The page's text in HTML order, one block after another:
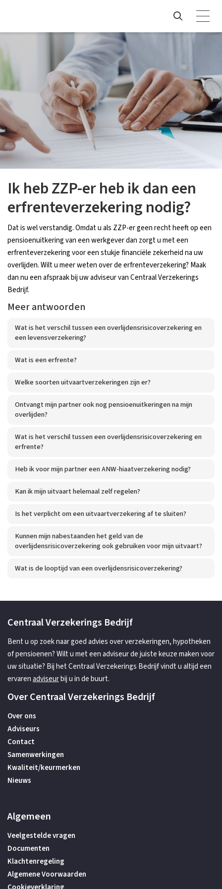
Ik heb ZZP-er heb ik dan een
erfrenteverzekering nodig?
Dat is wel verstandig. Omdat u als ZZP-er geen recht heeft op een
pensioenuitkering van een werkgever dan zorgt u met een
erfrenteverzekering voor een stukje financiële zekerheid na uw
overlijden. Wilt u meer weten over de erfrenteverzekering? Maak
dan nu een afspraak bij uw adviseur van Centraal Verzekerings
Bedrijf.
Meer antwoorden
Wat is het verschil tussen een overlijdensrisicoverzekering en
een levensverzekering?
Wat is een erfrente?
Welke soorten uitvaartverzekeringen zijn er?
Ontvangt mijn partner ook nog pensioenuitkeringen na mijn
overlijden?
Wat is het verschil tussen een overlijdensrisicoverzekering en
erfrente?
Heb ik voor mijn partner een ANW-hiaatverzekering nodig?
Kan ik mijn uitvaart helemaal zelf regelen?
Is het verplicht om een uitvaartverzekering af te sluiten?
Kunnen mijn nabestaanden het geld van de
overlijdensrisicoverzekering ook gebruiken voor mijn uitvaart?
Wat is de looptijd van een overlijdensrisicoverzekering?
Centraal Verzekerings Bedrijf
Bent u op zoek naar goed advies over verzekeringen, hypotheken
of pensioenen? Wilt u met een adviseur de juiste keuze maken voor
uw situatie? Bij het Centraal Verzekerings Bedrijf vindt u altijd een
ervarenadviseurbij u in de buurt.
Over Centraal Verzekerings Bedrijf
Over ons
Adviseurs
Contact
Samenwerkingen
Kwaliteit/keurmerken
Nieuws
Algemeen
Veelgestelde vragen
Documenten
Klachtenregeling
Algemene Voorwaarden